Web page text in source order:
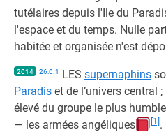
tutélaires depuis l'Ile du
l'espace et du temps. Nulle
habitée et organisée n'est
2014 26:0.1 LES supernaphins
Paradis et de l’univers central
élevé du groupe le plus
— les armées angéliques
[1] .